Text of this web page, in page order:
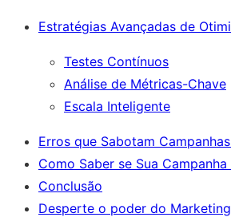
Estratégias Avançadas de
Testes Contínuos
Análise de Métricas-Chave
Escala Inteligente
Erros que Sabotam
Como Saber se Sua
Conclusão
Desperte o poder do